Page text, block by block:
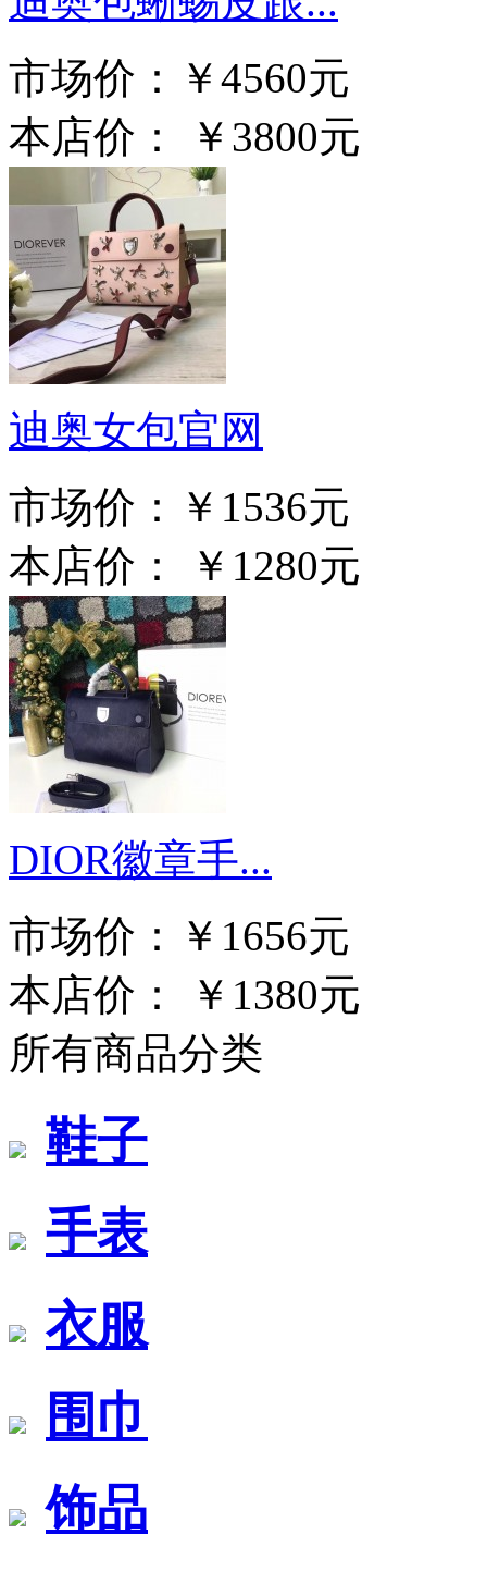
市场价：
￥4560元
本店价：
￥3800元
迪奥女包官网
市场价：
￥1536元
本店价：
￥1280元
DIOR徽章手...
市场价：
￥1656元
本店价：
￥1380元
所有商品分类
鞋子
手表
衣服
围巾
饰品